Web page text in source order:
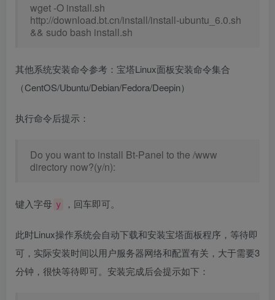
wget -O install.sh
http://download.bt.cn/install/install-ubuntu_6.0.sh
&& sudo bash install.sh
其他系统安装命令参考：宝塔Linux面板安装命令集合
（CentOS/Ubuntu/Debian/Fedora/Deepin）
执行命令后提示：
Do you want to install Bt-Panel to the /www
directory now?(y/n):
键入字母 y ，回车即可。
此时Linux操作系统会自动下载和安装宝塔面板程序，等待即
可，实际安装时间以用户服务器网络和配置有关，大于需要3
分钟，很快等待即可。安装完成后会提示如下：